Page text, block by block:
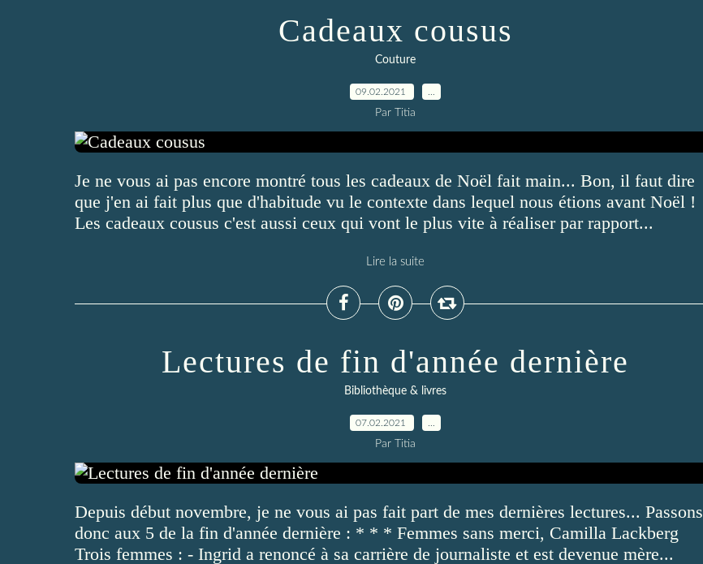
Cadeaux cousus
Couture
09.02.2021
Par Titia
Je ne vous ai pas encore montré tous les cadeaux de Noël fait main... Bon, il faut dire
que j'en ai fait plus que d'habitude vu le contexte dans lequel nous étions avant Noël !
Les cadeaux cousus c'est aussi ceux qui vont le plus vite à réaliser par rapport...
Lire la suite
Lectures de fin d'année dernière
Bibliothèque & livres
07.02.2021
Par Titia
Depuis début novembre, je ne vous ai pas fait part de mes dernières lectures... Passons
donc aux 5 de la fin d'année dernière : * * * Femmes sans merci, Camilla Lackberg
Trois femmes : - Ingrid a renoncé à sa carrière de journaliste et est devenue mère...